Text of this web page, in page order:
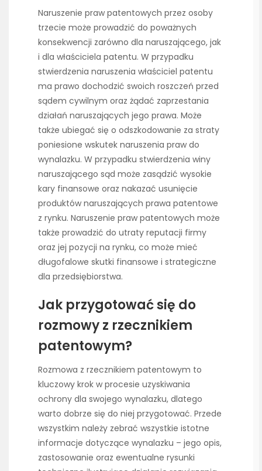
Naruszenie praw patentowych przez osoby
trzecie może prowadzić do poważnych
konsekwencji zarówno dla naruszającego, jak
i dla właściciela patentu. W przypadku
stwierdzenia naruszenia właściciel patentu
ma prawo dochodzić swoich roszczeń przed
sądem cywilnym oraz żądać zaprzestania
działań naruszających jego prawa. Może
także ubiegać się o odszkodowanie za straty
poniesione wskutek naruszenia praw do
wynalazku. W przypadku stwierdzenia winy
naruszającego sąd może zasądzić wysokie
kary finansowe oraz nakazać usunięcie
produktów naruszających prawa patentowe
z rynku. Naruszenie praw patentowych może
także prowadzić do utraty reputacji firmy
oraz jej pozycji na rynku, co może mieć
długofalowe skutki finansowe i strategiczne
dla przedsiębiorstwa.
Jak przygotować się do
rozmowy z rzecznikiem
patentowym?
Rozmowa z rzecznikiem patentowym to
kluczowy krok w procesie uzyskiwania
ochrony dla swojego wynalazku, dlatego
warto dobrze się do niej przygotować. Przede
wszystkim należy zebrać wszystkie istotne
informacje dotyczące wynalazku – jego opis,
zastosowanie oraz ewentualne rysunki